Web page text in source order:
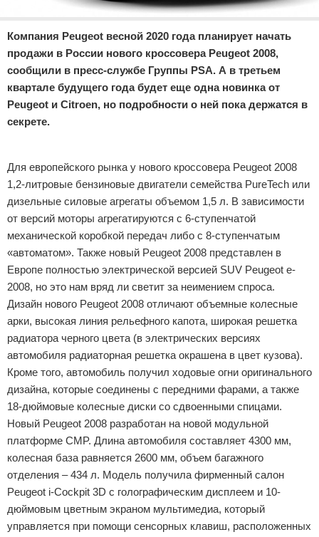
Компания Peugeot весной 2020 года планирует начать
продажи в России нового кроссовера Peugeot 2008,
сообщили в пресс-службе Группы PSA. А в третьем
квартале будущего года будет еще одна новинка от
Peugeot и Citroen, но подробности о ней пока держатся в
секрете.
Для европейского рынка у нового кроссовера Peugeot 2008
1,2-литровые бензиновые двигатели семейства PureTech или
дизельные силовые агрегаты объемом 1,5 л. В зависимости
от версий моторы агрегатируются с 6-ступенчатой
механической коробкой передач либо с 8-ступенчатым
«автоматом». Также новый Peugeot 2008 представлен в
Европе полностью электрической версией SUV Peugeot e-
2008, но это нам вряд ли светит за неимением спроса.
Дизайн нового Peugeot 2008 отличают объемные колесные
арки, высокая линия рельефного капота, широкая решетка
радиатора черного цвета (в электрических версиях
автомобиля радиаторная решетка окрашена в цвет кузова).
Кроме того, автомобиль получил ходовые огни оригинального
дизайна, которые соединены с передними фарами, а также
18-дюймовые колесные диски со сдвоенными спицами.
Новый Peugeot 2008 разработан на новой модульной
платформе CMP. Длина автомобиля составляет 4300 мм,
колесная база равняется 2600 мм, объем багажного
отделения – 434 л. Модель получила фирменный салон
Peugeot i-Cockpit 3D с голографическим дисплеем и 10-
дюймовым цветным экраном мультимедиа, который
управляется при помощи сенсорных клавиш, расположенных